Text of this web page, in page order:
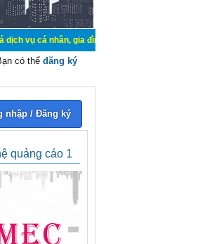
gia đình. Mua bán, ký gửi, cho thuê thiết bị
có thể đăng ký
nhập / Đăng ký
quảng cáo 1